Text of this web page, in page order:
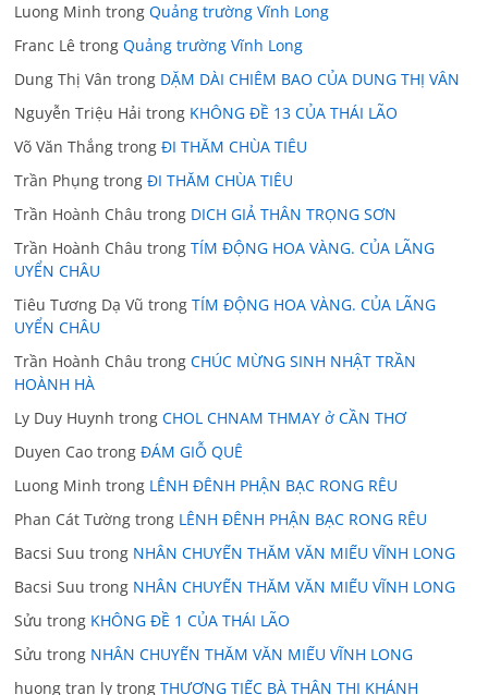
Luong Minh trongQuảng trường Vĩnh Long
Franc Lê trongQuảng trường Vĩnh Long
Dung Thị Vân trong DẶM DÀI CHIÊM BAO CỦA DUNG THỊ VÂN
Nguyễn Triệu Hải trong KHÔNG ĐỀ 13 CỦA THÁI LÃO
Võ Văn Thắng trongĐI THĂM CHÙA TIÊU
Trần Phụng trongĐI THĂM CHÙA TIÊU
Trần Hoành Châu trong DICH GIẢ THÂN TRỌNG SƠN
Trần Hoành Châu trongTÍM ĐỘNG HOA VÀNG. CỦA LÃNG
UYỂN CHÂU
Tiêu Tương Dạ Vũ trongTÍM ĐỘNG HOA VÀNG. CỦA LÃNG
UYỂN CHÂU
Trần Hoành Châu trongCHÚC MỪNG SINH NHẬT TRẦN
HOÀNH HÀ
Ly Duy Huynh trongCHOL CHNAM THMAY ở CẦN THƠ
Duyen Cao trongĐÁM GIỖ QUÊ
Luong Minh trong LÊNH ĐÊNH PHẬN BẠC RONG RÊU
Phan Cát Tường trong LÊNH ĐÊNH PHẬN BẠC RONG RÊU
Bacsi Suu trong NHÂN CHUYẾN THĂM VĂN MIẾU VĨNH LONG
Bacsi Suu trong NHÂN CHUYẾN THĂM VĂN MIẾU VĨNH LONG
Sửu trong KHÔNG ĐỀ 1 CỦA THÁI LÃO
Sửu trong NHÂN CHUYẾN THĂM VĂN MIẾU VĨNH LONG
huong tran ly trongTHƯƠNG TIẾC BÀ THÂN THỊ KHÁNH